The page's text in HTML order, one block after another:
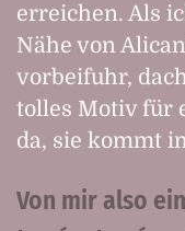
erreichen. Als
Nähe von
vorbeifuhr,
tolles Motiv für
da, sie kommt
Von mir also